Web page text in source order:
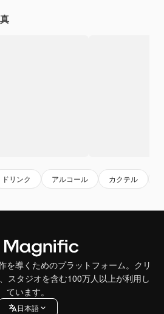
ドリンク アルコール カクテル
を導くためのプラットフォーム。クリ
スタジオを含む100万人以上が利用し
ています。
日本語